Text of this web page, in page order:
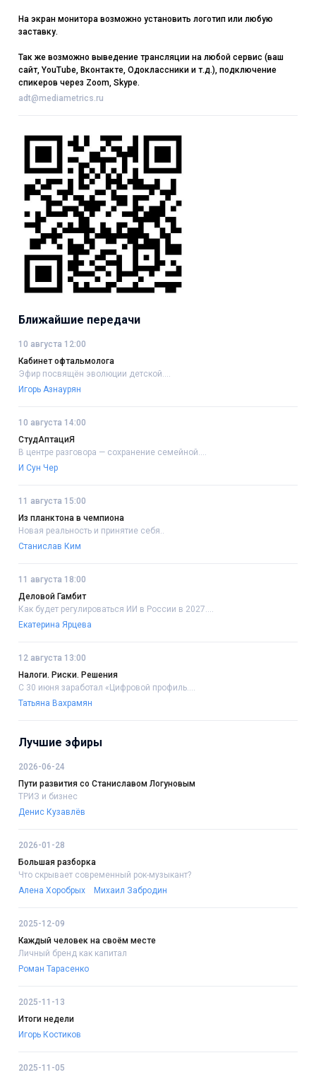
На экран монитора возможно установить логотип или любую
заставку.
Так же возможно выведение трансляции на любой сервис (ваш
сайт, YouTube, Вконтакте, Одоклассники и т.д.), подключение
спикеров через Zoom, Skype.
adt@mediametrics.ru
Ближайшие передачи
10 августа 12:00
Кабинет офтальмолога
Эфир посвящён эволюции детской....
Игорь Азнаурян
10 августа 14:00
СтудАптациЯ
В центре разговора — сохранение семейной....
И Сун Чер
11 августа 15:00
Из планктона в чемпиона
Новая реальность и принятие себя..
Станислав Ким
11 августа 18:00
Деловой Гамбит
Как будет регулироваться ИИ в России в 2027....
Екатерина Ярцева
12 августа 13:00
Налоги. Риски. Решения
С 30 июня заработал «Цифровой профиль....
Татьяна Вахрамян
Лучшие эфиры
2026-06-24
Пути развития со Станиславом Логуновым
ТРИЗ и бизнес
Денис Кузавлёв
2026-01-28
Большая разборка
Что скрывает современный рок-музыкант?
Алена Хоробрых
Михаил Забродин
2025-12-09
Каждый человек на своём месте
Личный бренд как капитал
Роман Тарасенко
2025-11-13
Итоги недели
Игорь Костиков
2025-11-05